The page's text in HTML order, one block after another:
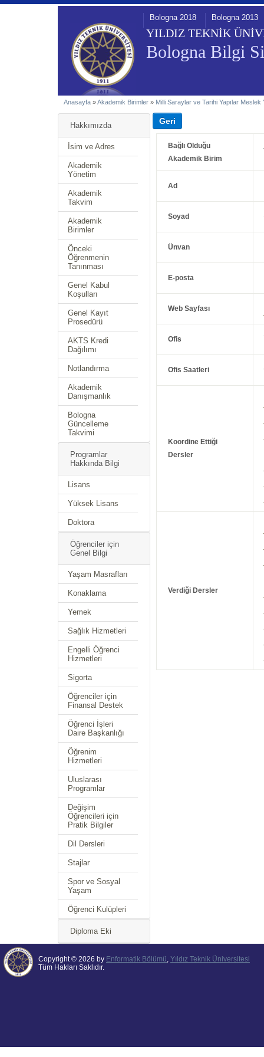
YILDIZ TEKNİK
Bologna Bilgi
Bologna 2018 Bologna 2013
Anasayfa »Akademik Birimler » Milli Saraylar ve Tarihi Yapılar
Hakkımızda
İsim ve Adres
Akademik
Yönetim
Akademik
Takvim
Akademik
Birimler
Önceki
Öğrenmenin
Tanınması
Genel Kabul
Koşulları
Genel Kayıt
Prosedürü
AKTS Kredi
Dağılımı
Notlandırma
Akademik
Danışmanlık
Bologna
Güncelleme
Takvimi
Programlar
Hakkında Bilgi
Lisans
Yüksek Lisans
Doktora
Öğrenciler için
Genel Bilgi
Yaşam Masrafları
Konaklama
Yemek
Sağlık Hizmetleri
Engelli Öğrenci
Hizmetleri
Sigorta
Öğrenciler için
Finansal Destek
Öğrenci İşleri
Daire Başkanlığı
Öğrenim
Hizmetleri
Uluslarası
Programlar
Değişim
Öğrencileri için
Pratik Bilgiler
Dil Dersleri
Stajlar
Spor ve Sosyal
Yaşam
Öğrenci Kulüpleri
Diploma Eki
Bağlı Olduğu
Akademik Birim
Ad
Soyad
Ünvan
E-posta
Web Sayfası
Ofis
Ofis Saatleri
Koordine Ettiği
Dersler
Verdiği Dersler
Copyright © 2026 by Enformatik Bölümü, Yıldız Teknik Üniversitesi
Tüm Hakları Saklıdır.